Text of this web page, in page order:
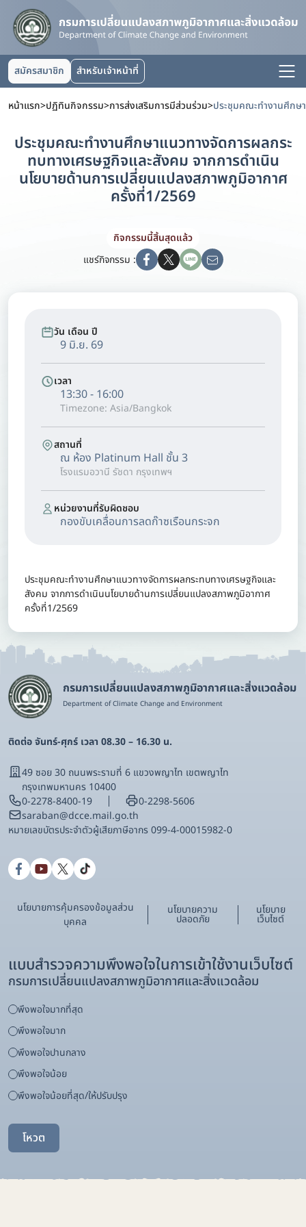
สมัครสมาชิก สำหรับเจ้าหน้าที่
หน้าแรก>ปฏิทินกิจกรรม>การส่งเสริมการมีส่วนร่วม>
ประชุมคณะทำงานศึกษาแนวทางจัดการผลกระ
ทบทางเศรษฐกิจและสังคม จากการดำเนิน
นโยบายด้านการเปลี่ยนแปลงสภาพภูมิอากาศ
ครั้งที่1/2569
กิจกรรมนี้สิ้นสุดแล้ว
แชร์กิจกรรม :
วัน เดือน ปี
9 มิ.ย. 69
เวลา
13:30 - 16:00
Timezone: Asia/Bangkok
สถานที่
ณ ห้อง Platinum Hall ชั้น 3
โรงแรมอวานี รัชดา กรุงเทพฯ
หน่วยงานที่รับผิดชอบ
กองขับเคลื่อนการลดก๊าซเรือนกระจก
ประชุมคณะทำงานศึกษาแนวทางจัดการผลกระทบทางเศรษฐกิจและ
สังคม จากการดำเนินนโยบายด้านการเปลี่ยนแปลงสภาพภูมิอากาศ
ครั้งที่1/2569
กรมการเปลี่ยนแปลงสภาพภูมิอากาศและสิ่งแวดล้อม
Department of Climate Change and Environment
ติดต่อ จันทร์-ศุกร์ เวลา 08.30 – 16.30 น.
49 ซอย 30 ถนนพระรามที่ 6 แขวงพญาไท เขตพญาไท
กรุงเทพมหานคร 10400
0-2278-8400-19
0-2298-5606
saraban@dcce.mail.go.th
หมายเลขบัตรประจําตัวผู้เสียภาษีอากร 099-4-00015982-0
นโยบายการคุ้มครองข้อมูลส่วน
บุคคล
นโยบายความ
ปลอดภัย
นโยบาย
เว็บไซต์
แบบสำรวจความพึงพอใจในการเข้าใช้งานเว็บไซต์
กรมการเปลี่ยนแปลงสภาพภูมิอากาศและสิ่งแวดล้อม
พึงพอใจมากที่สุด
พึงพอใจมาก
พึงพอใจปานกลาง
พึงพอใจน้อย
พึงพอใจน้อยที่สุด/ให้ปรับปรุง
โหวต